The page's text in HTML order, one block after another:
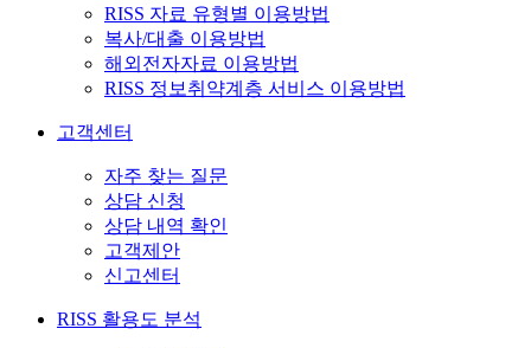
RISS 자료 유형별 이용방법
복사/대출 이용방법
해외전자자료 이용방법
RISS 정보취약계층 서비스 이용방법
고객센터
자주 찾는 질문
상담 신청
상담 내역 확인
고객제안
신고센터
RISS 활용도 분석